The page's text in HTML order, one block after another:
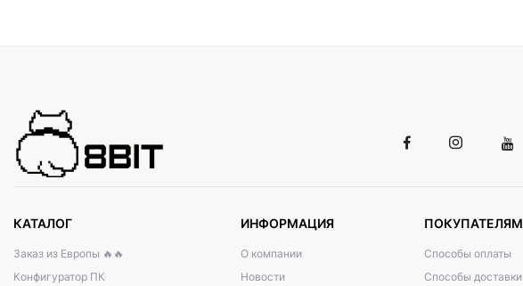
КАТАЛОГ
Заказ из Европы 🔥🔥
Конфигуратор ПК
ИНФОРМАЦИЯ
О компании
Новости
ПОКУПАТЕЛЯМ
Способы оплаты
Способы доставки